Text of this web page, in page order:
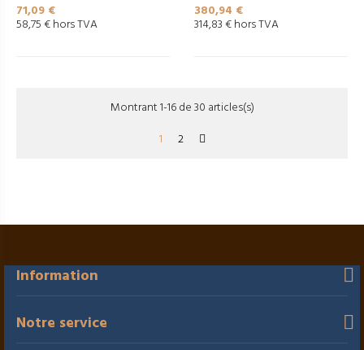
Prix
71,09 €
58,75 € hors TVA
Prix
380,94 €
314,83 € hors TVA
Montrant 1-16 de 30 articles(s)
1
2
Information
Notre service